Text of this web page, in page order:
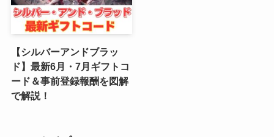
(4)
(6)
(5)
【シルバーアンドブラッ
ド】最新6月・7月ギフトコ
ード＆事前登録報酬を図解
で解説！